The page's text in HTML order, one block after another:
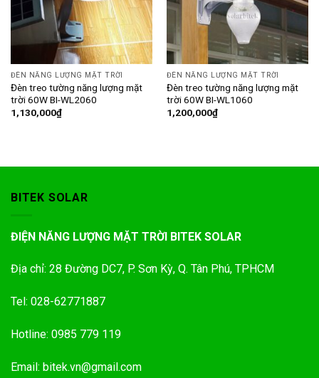
ĐÈN NĂNG LƯỢNG MẶT TRỜI
Đèn treo tường năng lượng mặt
trời 60W BI-WL2060
1,130,000₫
ĐÈN NĂNG LƯỢNG MẶT TRỜI
Đèn treo tường năng lượng mặt
trời 60W BI-WL1060
1,200,000₫
BITEK SOLAR
ĐIỆN NĂNG LƯỢNG MẶT TRỜI BITEK SOLAR
Địa chỉ: 28 Đường DC7, P. Sơn Kỳ, Q. Tân Phú, TPHCM
Tel: 028-62771887
Hotline: 0985 779 119
Email: bitek.vn@gmail.com